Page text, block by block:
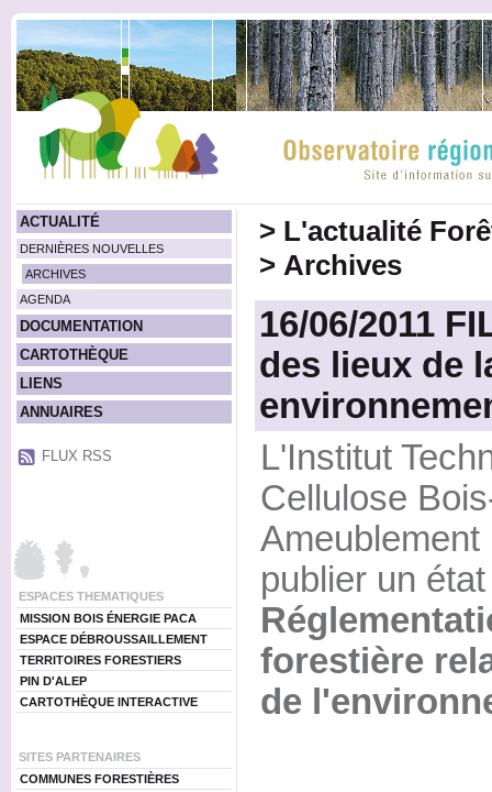
ACTUALITÉ
DERNIÈRES NOUVELLES
ARCHIVES
AGENDA
DOCUMENTATION
CARTOTHÈQUE
LIENS
ANNUAIRES
FLUX RSS
ESPACES THEMATIQUES
MISSION BOIS ÉNERGIE PACA
ESPACE DÉBROUSSAILLEMENT
TERRITOIRES FORESTIERS
PIN D'ALEP
CARTOTHÈQUE INTERACTIVE
SITES PARTENAIRES
COMMUNES FORESTIÈRES
> L'actualité
> Archives
16/06/2011
des lieux de
L'Institut
Cellulose
publier un
forestière
de